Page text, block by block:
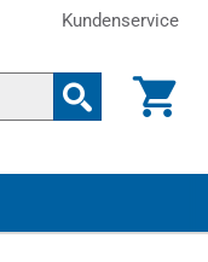
Kundenservice